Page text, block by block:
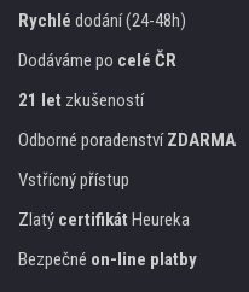
Rychlé dodání (24-48h)
Dodáváme po celé ČR
21 let zkušeností
Odborné poradenstvíZDARMA
Vstřícný přístup
Zlatý certifikát Heureka
Bezpečné on-line platby